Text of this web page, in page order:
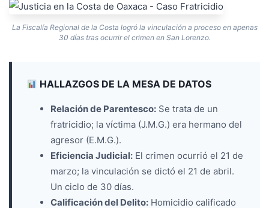
La Fiscalía Regional de la Costa logró la vinculación a proceso en apenas
30 días tras ocurrir el crimen en San Lorenzo.
HALLAZGOS DE LA MESA DE DATOS
Relación de Parentesco: Se trata de un
fratricidio; la víctima (J.M.G.) era hermano del
agresor (E.M.G.).
Eficiencia Judicial: El crimen ocurrió el 21 de
marzo; la vinculación se dictó el 21 de abril.
Un ciclo de 30 días.
Calificación del Delito: Homicidio calificado